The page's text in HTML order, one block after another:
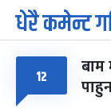
७
आइत
पूर्णिमा
चैत्र ७,
८
चैत्र ८,
धेरै कमेन्ट
१२